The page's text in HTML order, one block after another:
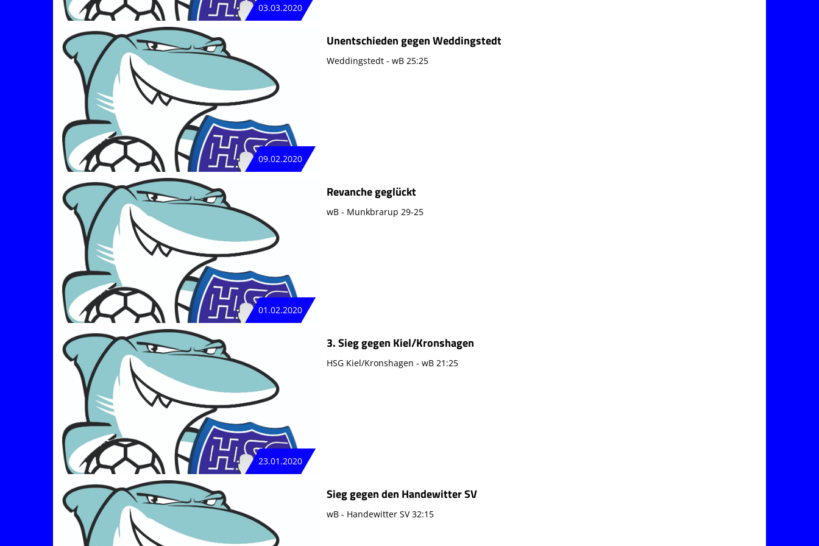
03.03.2020
09.02.2020
Unentschieden gegen Weddingstedt
Weddingstedt - wB 25:25
01.02.2020
Revanche geglückt
wB - Munkbrarup 29-25
23.01.2020
3. Sieg gegen Kiel/Kronshagen
HSG Kiel/Kronshagen - wB 21:25
Sieg gegen den Handewitter SV
wB - Handewitter SV 32:15